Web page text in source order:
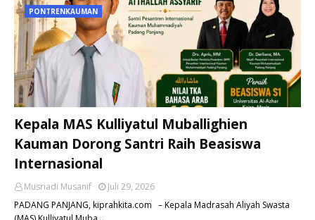
PONTRENKAUMAN
Kepala MAS Kulliyatul Muballighien
Kauman Dorong Santri Raih Beasiswa
Internasional
Musriadi Musanif
Juli 29, 2026
PADANG PANJANG, kiprahkita.com – Kepala Madrasah Aliyah Swasta